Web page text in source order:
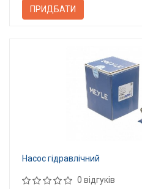
ПРИДБАТИ
Насос гідравлічний
0 відгуків